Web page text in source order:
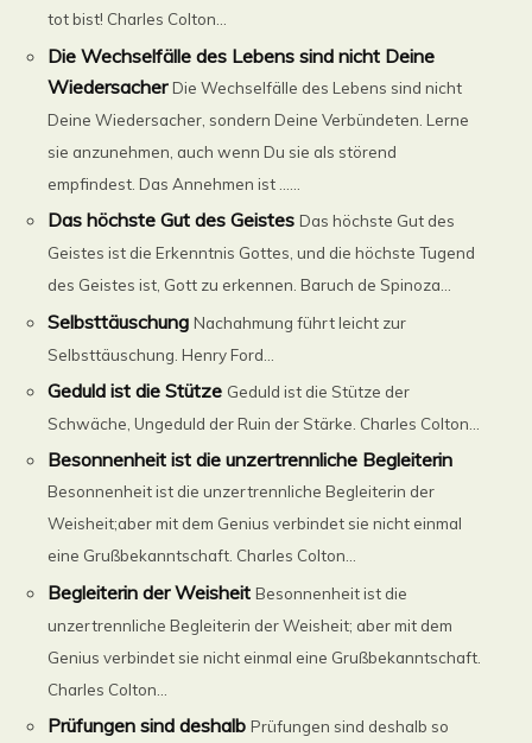
tot bist! Charles Colton...
Die Wechselfälle des Lebens sind nicht Deine
Wiedersacher Die Wechselfälle des Lebens sind nicht
Deine Wiedersacher, sondern Deine Verbündeten. Lerne
sie anzunehmen, auch wenn Du sie als störend
empfindest. Das Annehmen ist ......
Das höchste Gut des Geistes Das höchste Gut des
Geistes ist die Erkenntnis Gottes, und die höchste Tugend
des Geistes ist, Gott zu erkennen. Baruch de Spinoza...
Selbsttäuschung Nachahmung führt leicht zur
Selbsttäuschung. Henry Ford...
Geduld ist die Stütze Geduld ist die Stütze der
Schwäche, Ungeduld der Ruin der Stärke. Charles Colton...
Besonnenheit ist die unzertrennliche Begleiterin
Besonnenheit ist die unzertrennliche Begleiterin der
Weisheit;aber mit dem Genius verbindet sie nicht einmal
eine Grußbekanntschaft. Charles Colton...
Begleiterin der Weisheit Besonnenheit ist die
unzertrennliche Begleiterin der Weisheit; aber mit dem
Genius verbindet sie nicht einmal eine Grußbekanntschaft.
Charles Colton...
Prüfungen sind deshalb Prüfungen sind deshalb so